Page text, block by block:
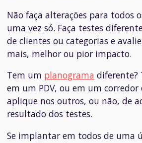
Não faça alterações para todos
uma vez só. Faça testes
de clientes ou categorias e
mais, melhor ou pior impacto.
Tem um planograma diferente?
em um PDV, ou em um corredor
aplique nos outros, ou não, de
resultado dos testes.
Se implantar em todos de uma